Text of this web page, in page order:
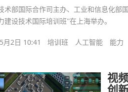
术部国际合作司主办、工业和信息化部
建设技术国际培训班”在上海举办。
月2日 10:41 培训班 人工智能 能力
视